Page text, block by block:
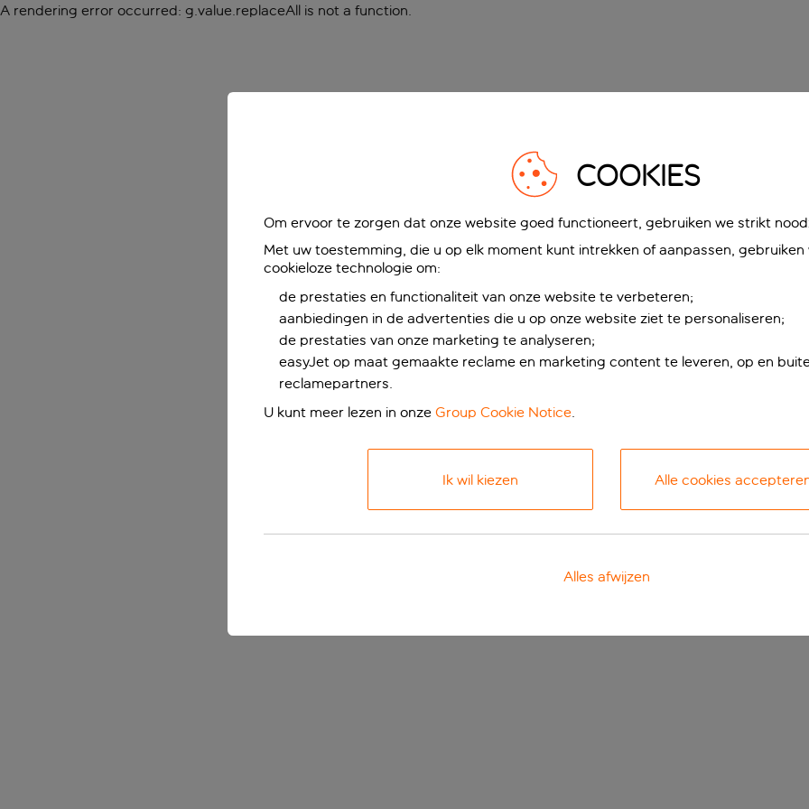
A rendering error occurred: g.value.replaceAll is not a function.
COOKIES
Om ervoor te zorgen dat onze website goed functioneert, gebruiken we strikt
Met uw toestemming, die u op elk moment kunt intrekken of aanpassen, gebruiken
cookieloze technologie om:
de prestaties en functionaliteit van onze website te verbeteren;
aanbiedingen in de advertenties die u op onze website ziet te personaliseren;
de prestaties van onze marketing te analyseren;
easyJet op maat gemaakte reclame en marketing content te leveren, op en
reclamepartners.
U kunt meer lezen in onze Group Cookie Notice.
Ik wil kiezen Alle cookies
Alles afwijzen